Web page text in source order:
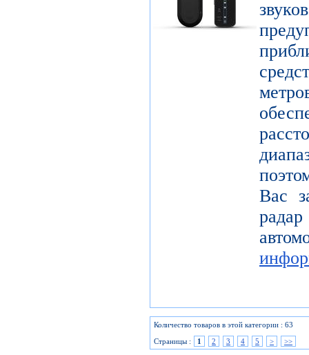
Вас
Количество товаров в этой категории : 63
Страницы :
1 2 3 4 5 > >>